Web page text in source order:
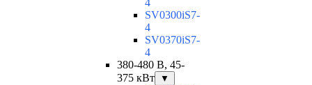
4
SV0300iS7-
4
SV0370iS7-
4
380-480 В, 45-
375 кВт
▼